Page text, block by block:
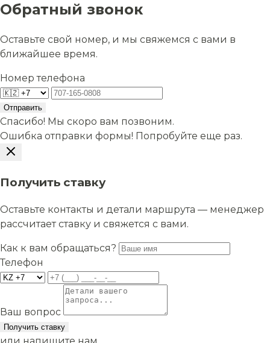
Обратный звонок
Оставьте свой номер, и мы свяжемся с вами в
ближайшее время.
Номер телефона
Отправить
Спасибо! Мы скоро вам позвоним.
Ошибка отправки формы! Попробуйте еще раз.
Получить ставку
Оставьте контакты и детали маршрута — менеджер
рассчитает ставку и свяжется с вами.
Как к вам обращаться?
Телефон
Ваш вопрос
Получить ставку
или напишите нам